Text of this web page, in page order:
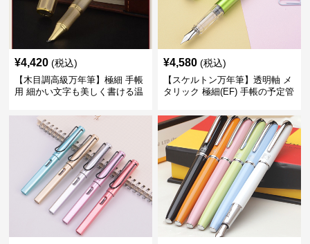
¥4,420 (税込)
【木目調高級万年筆】極細 手帳
用 細かい文字も美しく書ける温
¥4,580 (税込)
【スケルトン万年筆】透明軸 メ
タリック 極細(EF) 手帳の予定管
デザイン